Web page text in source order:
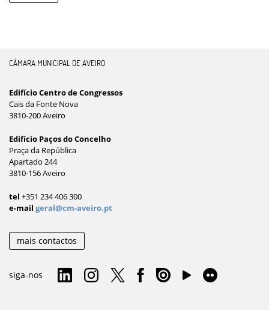
CÂMARA MUNICIPAL DE AVEIRO
Edifício Centro de Congressos
Cais da Fonte Nova
3810-200 Aveiro
Edifício Paços do Concelho
Praça da República
Apartado 244
3810-156 Aveiro
tel +351 234 406 300
e-mail geral@cm-aveiro.pt
mais contactos
siga-nos